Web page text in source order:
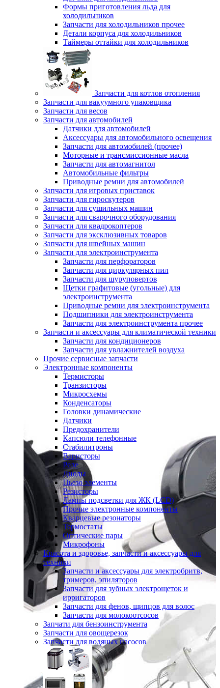
Формы приготовления льда для
холодильников
Запчасти для холодильников прочее
Детали корпуса для холодильников
Таймеры оттайки для холодильников
Запчасти для котлов отопления
Запчасти для вакуумного упаковщика
Запчасти для весов
Запчасти для автомобилей
Датчики для автомобилей
Аксессуары для автомобильного освещения
Запчасти для автомобилей (прочее)
Моторные и трансмиссионные масла
Запчасти для автомагнитол
Автомобильные фильтры
Приводные ремни для автомобилей
Запчасти для игровых приставок
Запчасти для гироскутеров
Запчасти для сушильных машин
Запчасти для сварочного оборудования
Запчасти для квадрокоптеров
Запчасти для эксклюзивных товаров
Запчасти для швейных машин
Запчасти для электроинструмента
Запчасти для перфораторов
Запчасти для циркулярных пил
Запчасти для шуруповертов
Щетки графитовые (угольные) для
электроинструмента
Приводные ремни для электроинструмента
Подшипники для электроинструмента
Запчасти для электроинструмента прочее
Запчасти и аксессуары для климатической техники
Запчасти для кондиционеров
Запчасти для увлажнителей воздуха
Прочие сервисные запчасти
Электронные компоненты
Термисторы
Транзисторы
Микросхемы
Конденсаторы
Головки динамические
Датчики
Предохранители
Капсюли телефонные
Стабилитроны
Варисторы
Реле
Диоды
Пьезо элементы
Резисторы
Лампы подсветки для ЖК (LCD)
Прочие электронные компоненты
Кварцевые резонаторы
Термостаты
Оптические пары
Микрофоны
Красота и здоровье, запчасти и аксессуары для
техники
Запчасти и аксессуары для электробритв,
тримеров, эпиляторов
Запчасти для зубных электрощеток и
ирригаторов
Запчасти для фенов, щипцов для волос
Запчасти для молокоотсосов
Запчати для бензоинструмента
Запчасти для овощерезок
Запчасти для водяных насосов